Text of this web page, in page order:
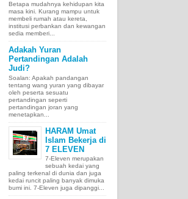
Betapa mudahnya kehidupan kita
masa kini. Kurang mampu untuk
membeli rumah atau kereta,
institusi perbankan dan kewangan
sedia memberi...
Adakah Yuran
Pertandingan Adalah
Judi?
Soalan: Apakah pandangan
tentang wang yuran yang dibayar
oleh peserta sesuatu
pertandingan seperti
pertandingan joran yang
menetapkan...
HARAM Umat
Islam Bekerja di
7 ELEVEN
7-Eleven merupakan
sebuah kedai yang
paling terkenal di dunia dan juga
kedai runcit paling banyak dimuka
bumi ini. 7-Eleven juga dipanggi...